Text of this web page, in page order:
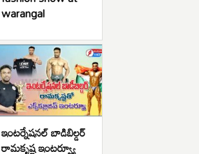
warangal
ఇంటర్నేషనల్ బాడిబిల్డర్
రామకృష్ణ ఇంటర్వ్యూ